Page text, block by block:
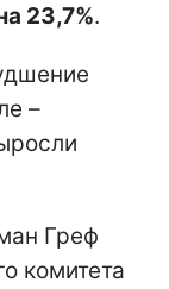
23,7%.
–
Греф
комитета